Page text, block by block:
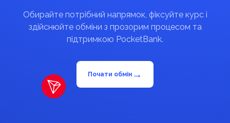
Обирайте потрібний напрямок, фіксуйте курс і
здійснюйте обміни з прозорим процесом та
підтримкою PocketBank.
Почати обмін →